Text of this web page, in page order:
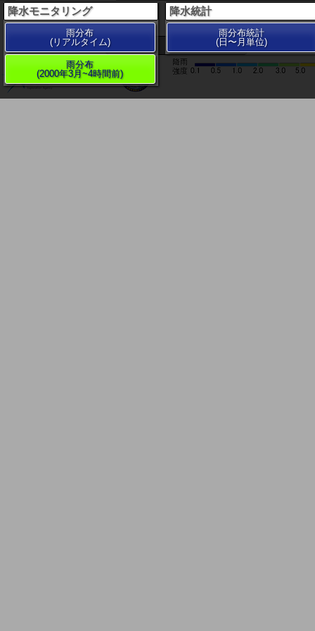
降水モニタリング
雨分布
(リアルタイム)
雨分布
(2000年3月~4時間前)
降水統計
雨分布統計
(日〜月単位)